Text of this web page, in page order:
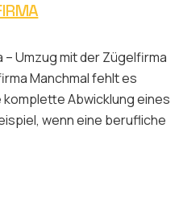
Umzug mit der Zügelfirma
Manchmal fehlt es
komplette Abwicklung eines
wenn eine berufliche